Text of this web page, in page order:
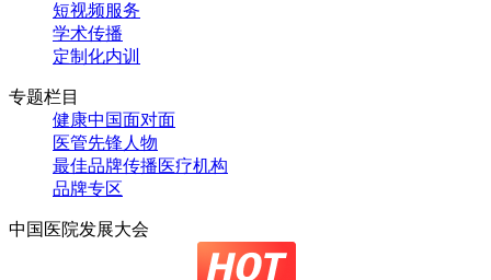
短视频服务
学术传播
定制化内训
专题栏目
健康中国面对面
医管先锋人物
最佳品牌传播医疗机构
品牌专区
中国医院发展大会